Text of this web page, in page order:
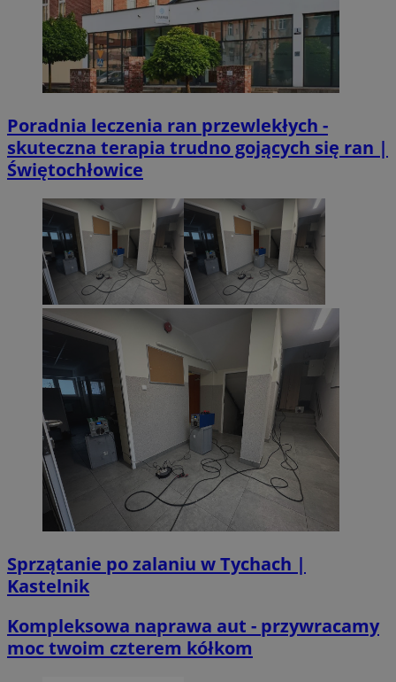
Poradnia leczenia ran przewlekłych -
skuteczna terapia trudno gojących się ran |
Świętochłowice
Sprzątanie po zalaniu w Tychach |
Kastelnik
Kompleksowa naprawa aut - przywracamy
moc twoim czterem kółkom